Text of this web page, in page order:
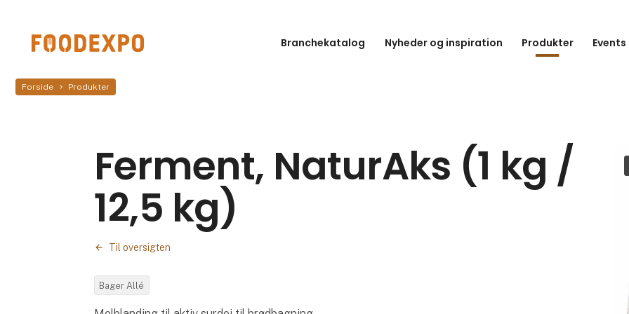
Branchekatalog Nyheder og inspiration Produkter
Forside Produkter
Ferment, NaturAks (1 kg /
12,5 kg)
Til oversigten
Bager Allé